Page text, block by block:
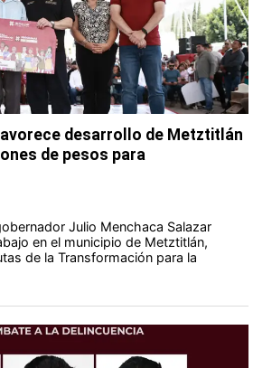
desarrollo de Metztitlán
de pesos para
Julio Menchaca Salazar
en el municipio de Metztitlán,
de la Transformación para la